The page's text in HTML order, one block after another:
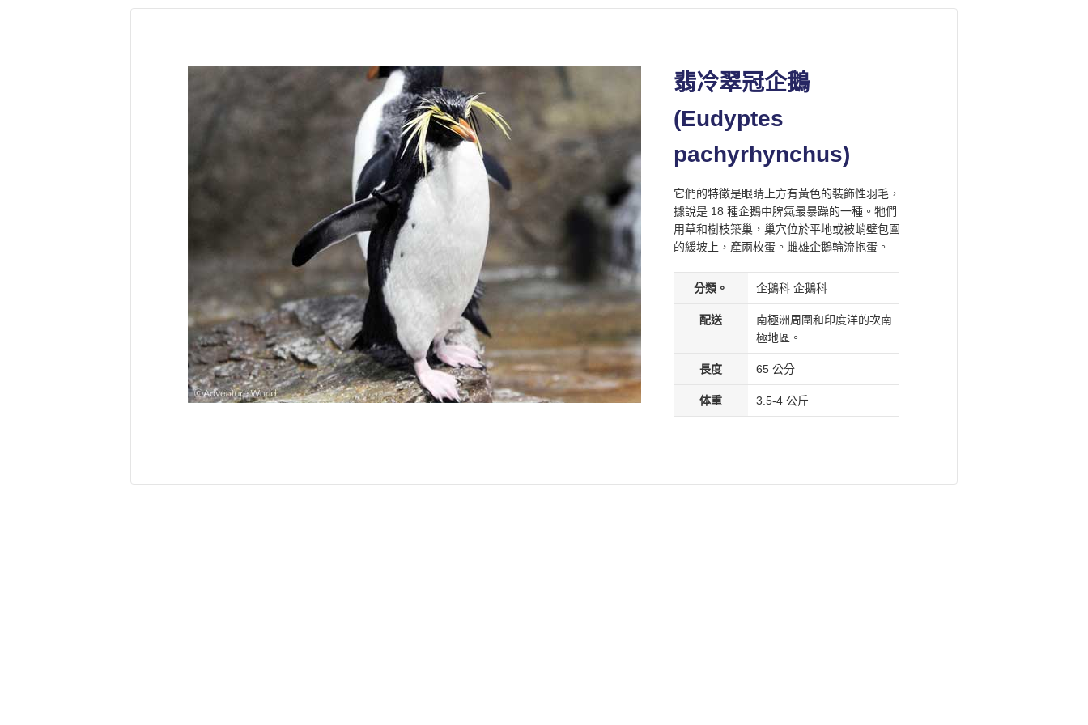
翡冷翠冠企鵝
(Eudyptes
pachyrhynchus)
它們的特徵是眼睛上方有黃色的裝飾性羽毛，
據說是 18 種企鵝中脾氣最暴躁的一種。牠們
用草和樹枝築巢，巢穴位於平地或被峭壁包圍
的緩坡上，產兩枚蛋。雌雄企鵝輪流抱蛋。
分類。 企鵝科 企鵝科
配送
南極洲周圍和印度洋的次南
極地區。
長度 65 公分
体重 3.5-4 公斤